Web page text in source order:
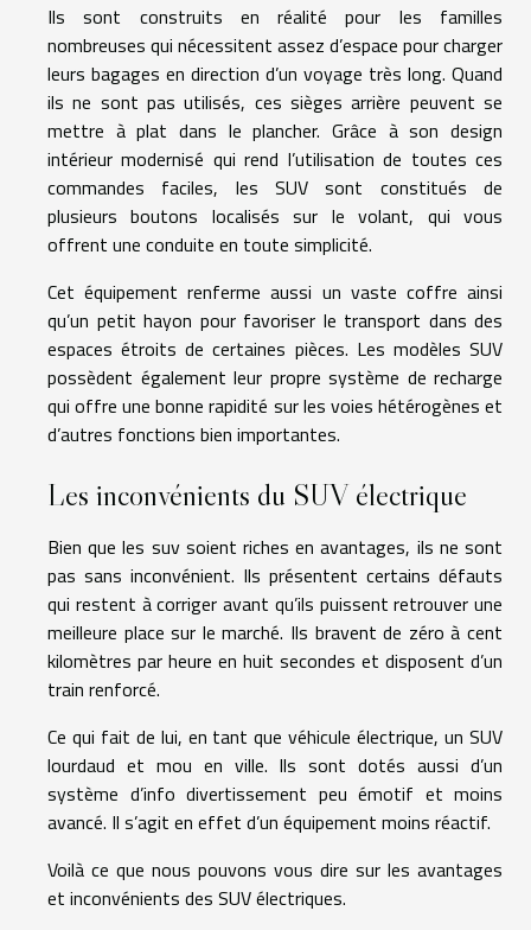
Ils sont construits en réalité pour les familles
nombreuses qui nécessitent assez d’espace pour charger
leurs bagages en direction d’un voyage très long. Quand
ils ne sont pas utilisés, ces sièges arrière peuvent se
mettre à plat dans le plancher. Grâce à son design
intérieur modernisé qui rend l’utilisation de toutes ces
commandes faciles, les SUV sont constitués de
plusieurs boutons localisés sur le volant, qui vous
offrent une conduite en toute simplicité.
Cet équipement renferme aussi un vaste coffre ainsi
qu’un petit hayon pour favoriser le transport dans des
espaces étroits de certaines pièces. Les modèles SUV
possèdent également leur propre système de recharge
qui offre une bonne rapidité sur les voies hétérogènes et
d’autres fonctions bien importantes.
Les inconvénients du SUV électrique
Bien que les suv soient riches en avantages, ils ne sont
pas sans inconvénient. Ils présentent certains défauts
qui restent à corriger avant qu’ils puissent retrouver une
meilleure place sur le marché. Ils bravent de zéro à cent
kilomètres par heure en huit secondes et disposent d’un
train renforcé.
Ce qui fait de lui, en tant que véhicule électrique, un SUV
lourdaud et mou en ville. Ils sont dotés aussi d’un
système d’info divertissement peu émotif et moins
avancé. Il s’agit en effet d’un équipement moins réactif.
Voilà ce que nous pouvons vous dire sur les avantages
et inconvénients des SUV électriques.